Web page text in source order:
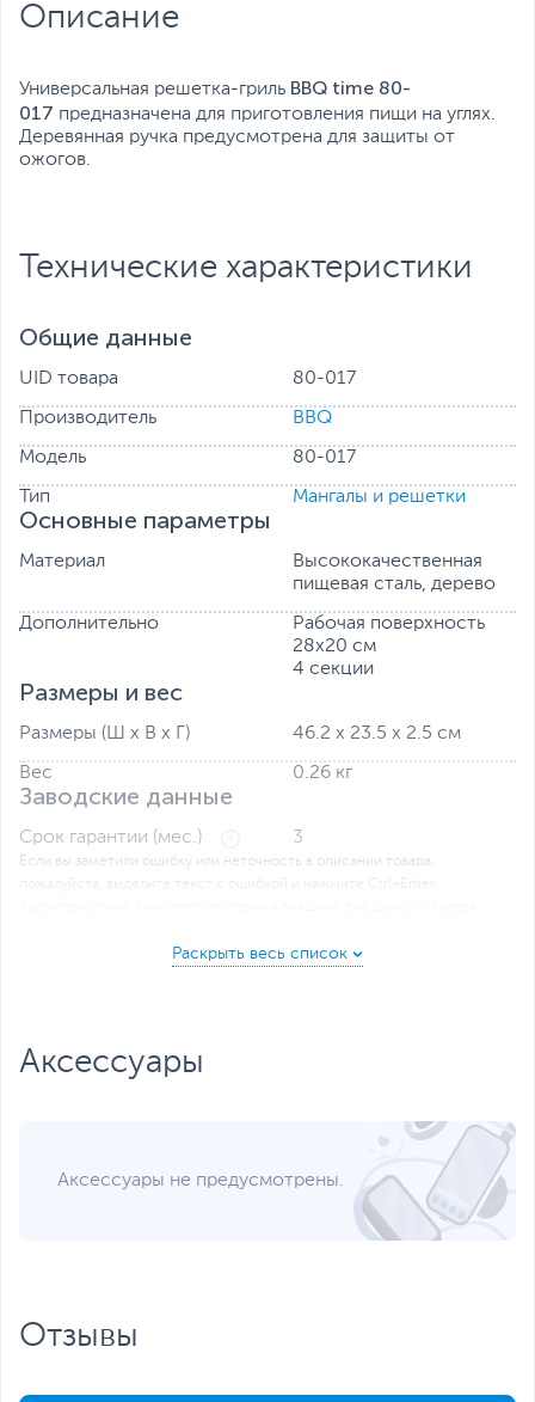
Описание
Универсальная решетка-гриль BBQ time 80-
017 предназначена для приготовления пищи на углях.
Деревянная ручка предусмотрена для защиты от
ожогов.
Технические характеристики
Общие данные
UID товара 80-017
Производитель BBQ
Модель 80-017
Тип Мангалы и решетки
Основные параметры
Материал
Высококачественная
пищевая сталь, дерево
Дополнительно
Рабочая поверхность
28х20 см
4 секции
Размеры и вес
Размеры (Ш х В х Г) 46.2 х 23.5 х 2.5 см
Вес 0.26 кг
Заводские данные
Срок гарантии (мес.) 3
Если вы заметили ошибку или неточность в описании товара,
пожалуйста, выделите текст с ошибкой и нажмите Ctrl+Enter.
производителем без отражения в каталоге интернет-магазина.
Аксессуары
Аксессуары не предусмотрены.
Отзывы